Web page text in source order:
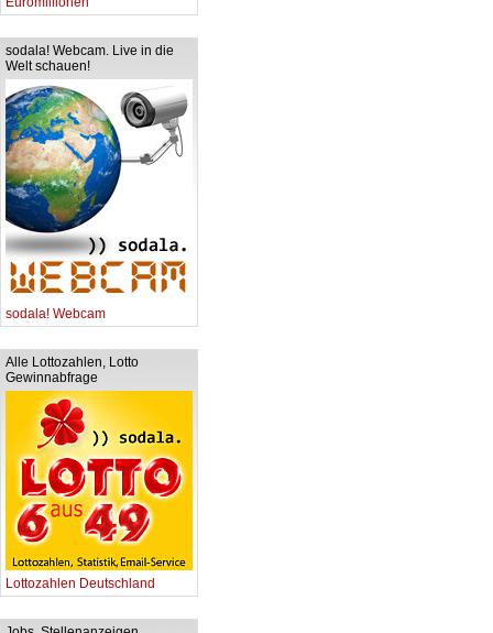
sodala! Webcam. Live in die
Welt schauen!
sodala! Webcam
Alle Lottozahlen, Lotto
Gewinnabfrage
Lottozahlen Deutschland